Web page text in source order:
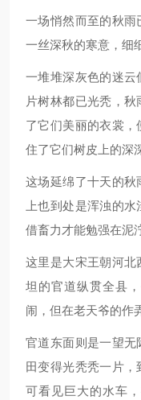
一场悄然而至的秋
一丝深秋的寒意，细
一堆堆深灰色的迷
片树林都已光秃，
了它们美丽的衣裳
住了它们树皮上的深
这场延绵了十天的秋
上也到处是浑浊的
借畜力才能勉强在泥
这里是大宋王朝河
坦的官道纵贯全县
闹，但在老天爷的作
官道东面则是一望
田变得光秃秃一片，
可看见巨大的水车